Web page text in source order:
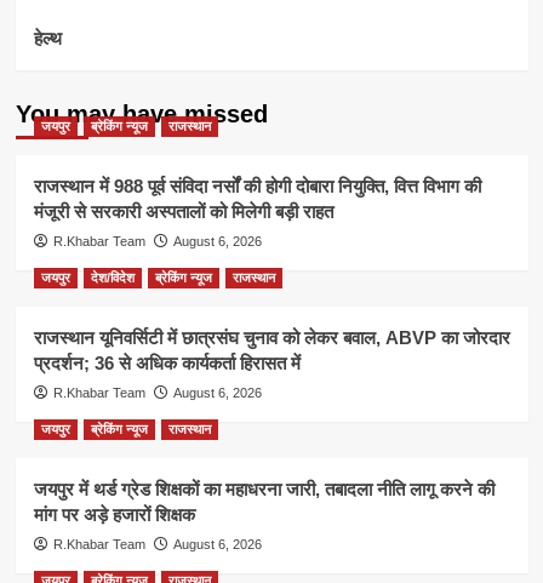
हेल्थ
You may have missed
जयपुर ब्रेकिंग न्यूज राजस्थान
राजस्थान में 988 पूर्व संविदा नर्सों की होगी दोबारा नियुक्ति, वित्त विभाग की
मंजूरी से सरकारी अस्पतालों को मिलेगी बड़ी राहत
R.Khabar Team August 6, 2026
जयपुर देश/विदेश ब्रेकिंग न्यूज राजस्थान
राजस्थान यूनिवर्सिटी में छात्रसंघ चुनाव को लेकर बवाल, ABVP का जोरदार
प्रदर्शन; 36 से अधिक कार्यकर्ता हिरासत में
R.Khabar Team August 6, 2026
जयपुर ब्रेकिंग न्यूज राजस्थान
जयपुर में थर्ड ग्रेड शिक्षकों का महाधरना जारी, तबादला नीति लागू करने की
मांग पर अड़े हजारों शिक्षक
R.Khabar Team August 6, 2026